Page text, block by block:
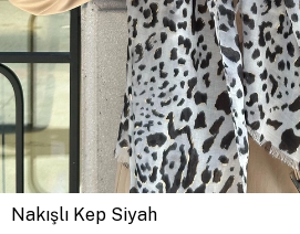
Nakışlı Kep Siyah